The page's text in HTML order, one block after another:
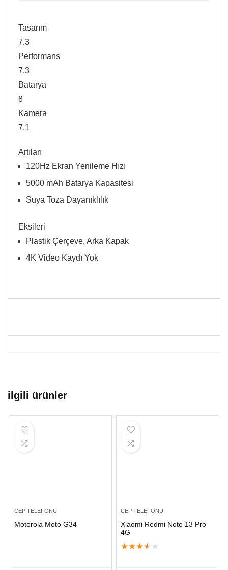
Tasarım
7.3
Performans
7.3
Batarya
8
Kamera
7.1
Artıları
120Hz Ekran Yenileme Hızı
5000 mAh Batarya Kapasitesi
Suya Toza Dayanıklılık
Eksileri
Plastik Çerçeve, Arka Kapak
4K Video Kaydı Yok
ilgili ürünler
CEP TELEFONU
Motorola Moto G34
CEP TELEFONU
Xiaomi Redmi Note 13 Pro
4G
★★★★ ★